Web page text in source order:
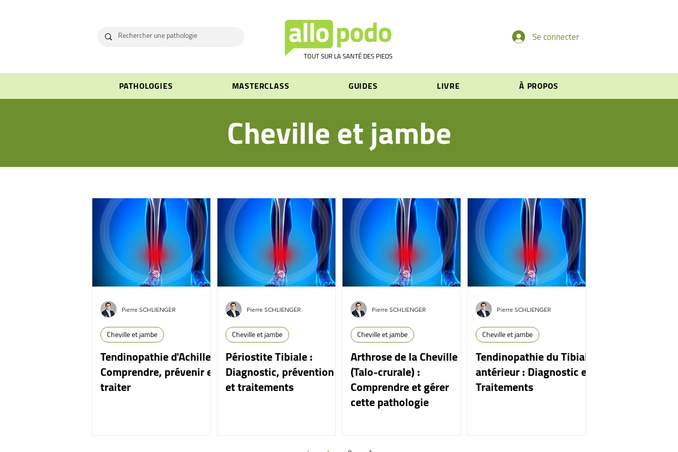
TOUT SUR LA SANTÉ DES PIEDS
Se connecter
PATHOLOGIES MASTERCLASS GUIDES LIVRE À PROPOS
Cheville et jambe
Tendinopathie d'Achille :
Comprendre, prévenir et
traiter
Cheville et jambe
Pierre SCHLIENGER
Périostite Tibiale :
Diagnostic, prévention
et traitements
Cheville et jambe
Pierre SCHLIENGER
Arthrose de la Cheville
(Talo-crurale) :
Comprendre et gérer
cette pathologie
Cheville et jambe
Pierre SCHLIENGER
Tendinopathie du Tibial
antérieur : Diagnostic et
Traitements
Cheville et jambe
Pierre SCHLIENGER